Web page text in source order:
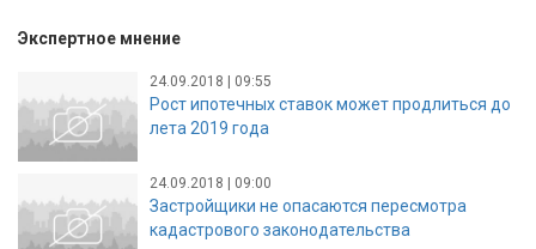
Экспертное мнение
24.09.2018 | 09:55
Рост ипотечных ставок может продлиться до
лета 2019 года
24.09.2018 | 09:00
Застройщики не опасаются пересмотра
кадастрового законодательства